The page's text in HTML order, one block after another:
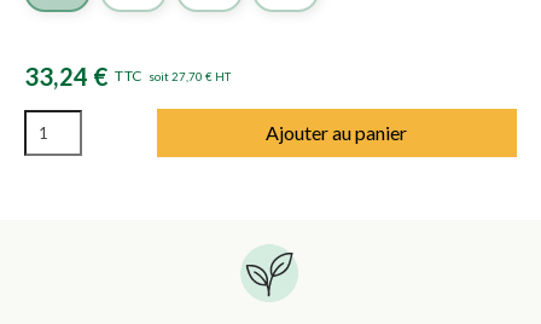
33,24 € TTC soit 27,70 € HT
Ajouter au panier